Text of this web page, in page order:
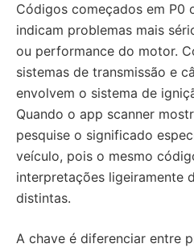
Códigos começados em P0
indicam problemas mais
ou performance do motor.
sistemas de transmissão e
envolvem o sistema de
Quando o app scanner
pesquise o significado
veículo, pois o mesmo
interpretações ligeiramente
distintas.
A chave é diferenciar entre